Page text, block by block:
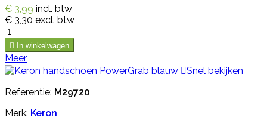
€ 3,99 incl. btw
€ 3,30 excl. btw
 In winkelwagen
Meer
Snel bekijken
Referentie: M29720
Merk: Keron